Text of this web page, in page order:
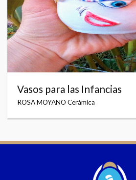
Vasos para las Infancias
ROSA MOYANO Cerámica